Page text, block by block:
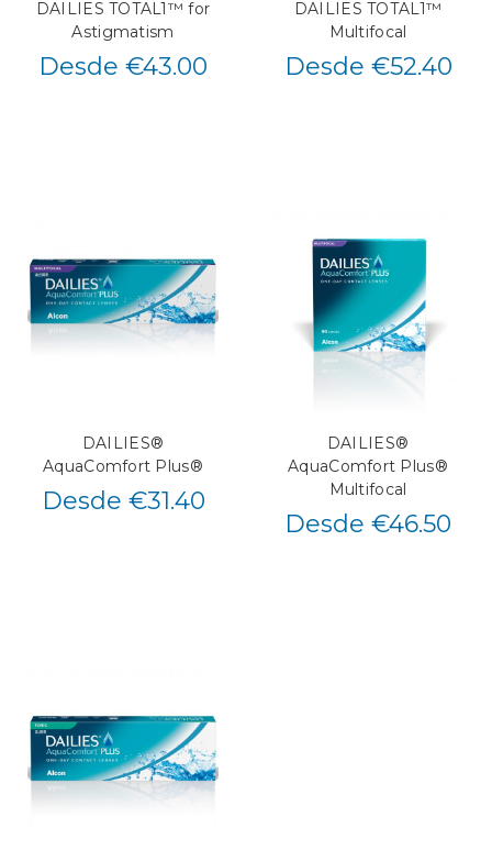
DAILIES TOTAL1™ for
Astigmatism
Desde €43.00
DAILIES TOTAL1™
Multifocal
Desde €52.40
DAILIES®
AquaComfort Plus®
Desde €31.40
DAILIES®
AquaComfort Plus®
Multifocal
Desde €46.50